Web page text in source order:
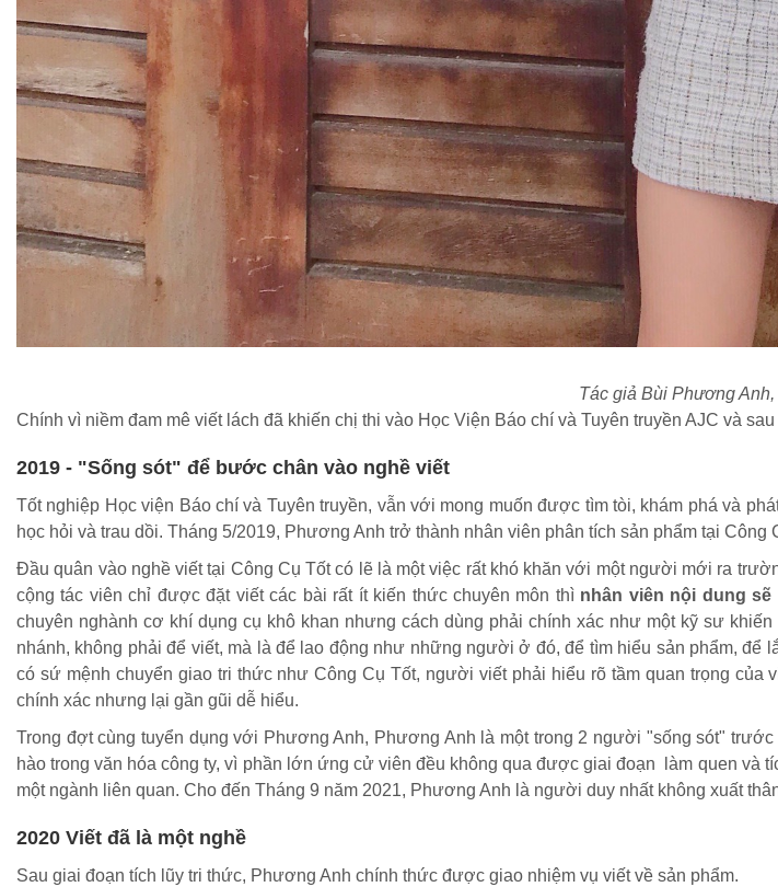
Tác giả Bùi Phương
Chính vì niềm đam mê viết lách đã khiến chị thi vào Học Viện Báo chí và Tuyên truyền AJC và
2019 - "Sống sót" để bước chân vào nghề viết
Tốt nghiệp Học viện Báo chí và Tuyên truyền, vẫn với mong muốn được tìm tòi, khám phá và
học hỏi và trau dồi. Tháng 5/2019, Phương Anh trở thành nhân viên phân tích sản phẩm tại Công
Đầu quân vào nghề viết tại Công Cụ Tốt có lẽ là một việc rất khó khăn với một người mới ra
cộng tác viên chỉ được đặt viết các bài rất ít kiến thức chuyên môn thì nhân viên nội dung
chuyên nghành cơ khí dụng cụ khô khan nhưng cách dùng phải chính xác như một kỹ sư
nhánh, không phải để viết, mà là để lao động như những người ở đó, để tìm hiểu sản phẩm,
có sứ mệnh chuyển giao tri thức như Công Cụ Tốt, người viết phải hiểu rõ tầm quan trọng
chính xác nhưng lại gần gũi dễ hiểu.
Trong đợt cùng tuyển dụng với Phương Anh, Phương Anh là một trong 2 người "sống sót"
hào trong văn hóa công ty, vì phần lớn ứng cử viên đều không qua được giai đoạn làm quen
một ngành liên quan. Cho đến Tháng 9 năm 2021, Phương Anh là người duy nhất không xuất
2020 Viết đã là một nghề
Sau giai đoạn tích lũy tri thức, Phương Anh chính thức được giao nhiệm vụ viết về sản phẩm.